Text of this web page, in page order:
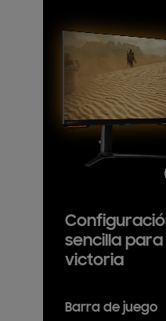
sencilla
victoria
Barra de juego